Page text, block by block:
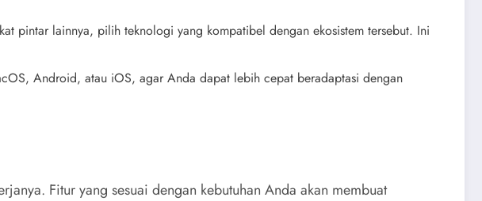
pintar lainnya, pilih teknologi yang kompatibel dengan ekosistem tersebut. Ini
Android, atau iOS, agar Anda dapat lebih cepat beradaptasi dengan
Fitur yang sesuai dengan kebutuhan Anda akan membuat